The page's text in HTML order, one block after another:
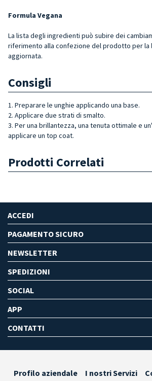
Formula Vegana
La lista degli ingredienti può subire dei
riferimento alla confezione del prodotto per la
aggiornata.
Consigli
1. Preparare le unghie applicando una base.
2. Applicare due strati di smalto.
3. Per una brillantezza, una tenuta ottimale e
applicare un top coat.
Prodotti Correlati
ACCEDI
PAGAMENTO SICURO
NEWSLETTER
SPEDIZIONI
SOCIAL
APP
CONTATTI
Profilo aziendale I nostri Servizi